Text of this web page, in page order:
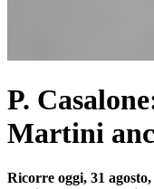
P.
Martini
Ricorre oggi, 31